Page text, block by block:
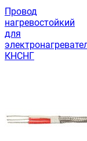
Провод
нагревостойкий
для
КНСНГ